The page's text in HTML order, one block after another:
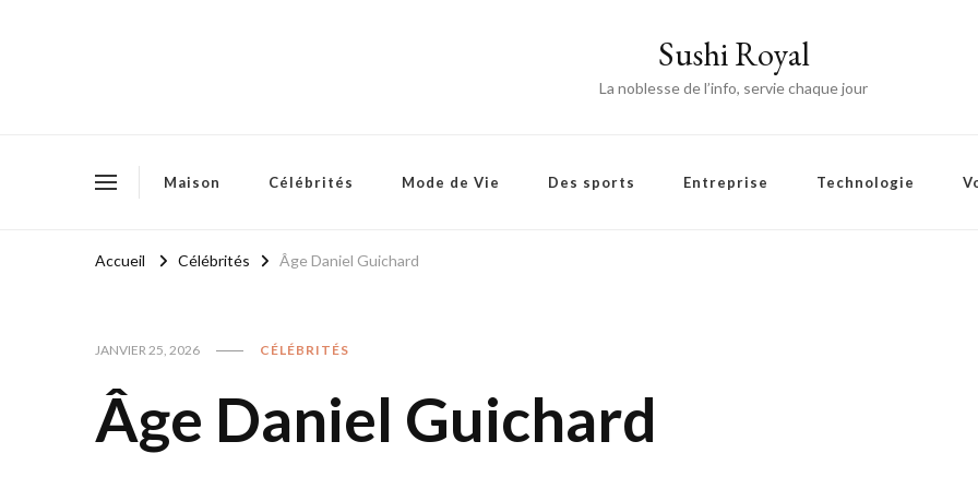
Sushi Royal
La noblesse de l’info, servie chaque jour
Maison Célébrités Mode de Vie Des sports Entreprise Technologie
Accueil Célébrités Âge Daniel Guichard
JANVIER 25, 2026 CÉLÉBRITÉS
Âge Daniel Guichard